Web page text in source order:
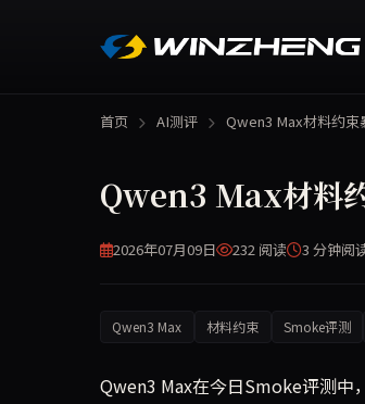
首页 AI测评 Qwen3 Max材料约
Qwen3 Max材料
2026年07月09日 232 阅读 3 分钟阅
Qwen3 Max 材料约束 Smoke评测
Qwen3 Max在今日Smoke评测中